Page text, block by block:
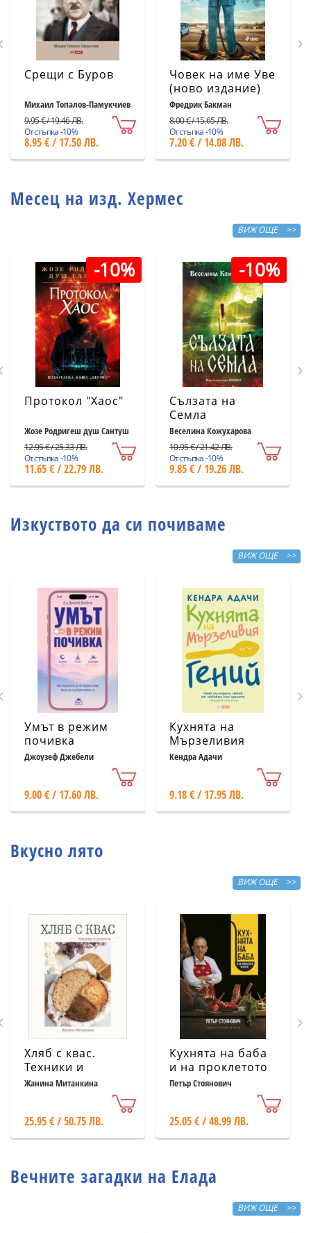
Срещи с Буров
Михаил Топалов-Памукчиев
9.95 € / 19.46 ЛВ.
Отстъпка -10%
8.95 € / 17.50 ЛВ.
Човек на име Уве
(ново издание)
Фредрик Бакман
8.00 € / 15.65 ЛВ.
Отстъпка -10%
7.20 € / 14.08 ЛВ.
Месец на изд. Хермес
ВИЖ ОЩЕ >>
-10%
Протокол "Хаос"
Жозе Родригеш душ Сантуш
12.95 € / 25.33 ЛВ.
Отстъпка -10%
11.65 € / 22.79 ЛВ.
-10%
Сълзата на
Семла
Веселина Кожухарова
10.95 € / 21.42 ЛВ.
Отстъпка -10%
9.85 € / 19.26 ЛВ.
Изкуството да си почиваме
ВИЖ ОЩЕ >>
Умът в режим
почивка
Джоузеф Джебели
9.00 € / 17.60 ЛВ.
Кухнята на
Мързеливия
гений
Кендра Адачи
9.18 € / 17.95 ЛВ.
Вкусно лято
ВИЖ ОЩЕ >>
Хляб с квас.
Техники и
рецепти
Жанина Митанкина
25.95 € / 50.75 ЛВ.
Кухнята на баба
и на проклетото
й внуче
Петър Стоянович
25.05 € / 48.99 ЛВ.
Вечните загадки на Елада
ВИЖ ОЩЕ >>